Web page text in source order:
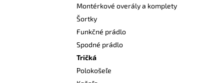
Montérkové overály a komplety
Šortky
Funkčné prádlo
Spodné prádlo
Tričká
Polokošeľe
VYSOKÁ BEZPEČNOSTNÁ OBUV UVEX 2
6935 S3 SRC TREND ČIERNA